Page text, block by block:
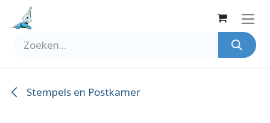
Overslaan naar inhoud
Stempels en Postkamer